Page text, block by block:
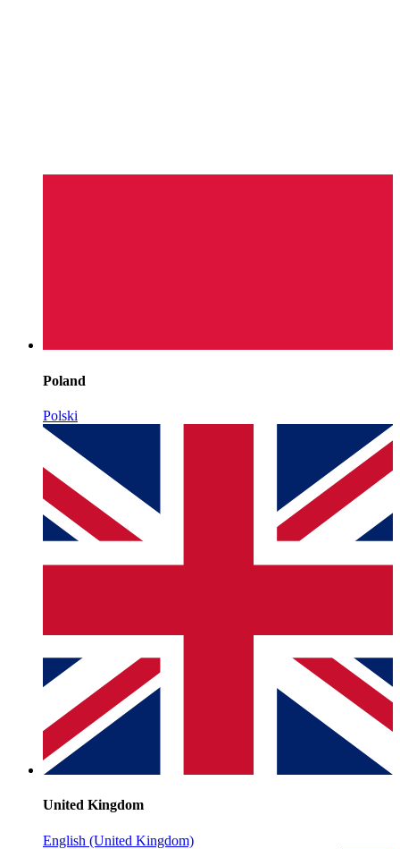
Poland
Polski
United Kingdom
English (United Kingdom)